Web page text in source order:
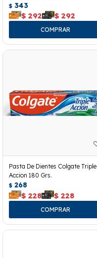
$ 343
$ 292 $ 292
Pasta De Dientes Colgate Triple
Accion 180 Grs.
$ 268
$ 228 $ 228